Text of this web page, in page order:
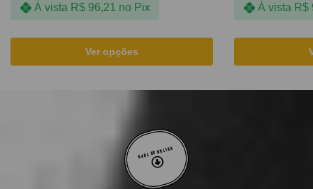
À vista R$96,21 no Pix
Ver opções
À vista R$
VOLTAR AO TOPO